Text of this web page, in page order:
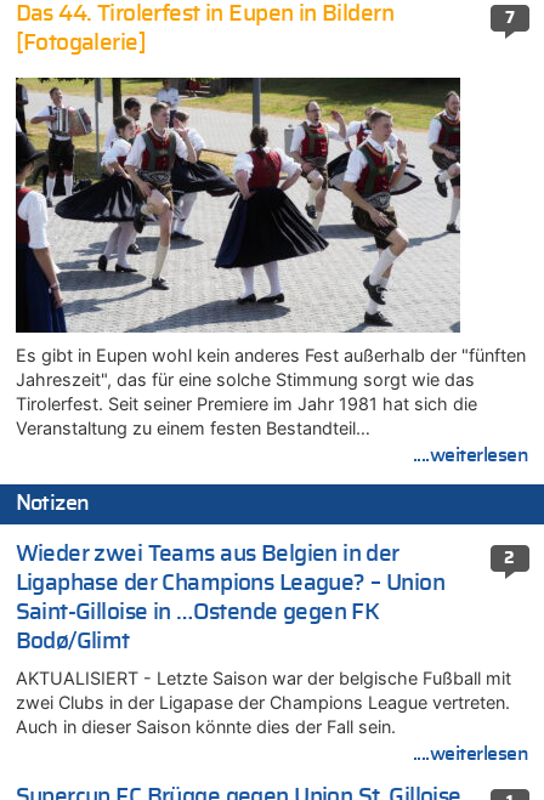
7
Das 44. Tirolerfest in Eupen in Bildern
[Fotogalerie]
Es gibt in Eupen wohl kein anderes Fest außerhalb der "fünften
Jahreszeit", das für eine solche Stimmung sorgt wie das
Tirolerfest. Seit seiner Premiere im Jahr 1981 hat sich die
Veranstaltung zu einem festen Bestandteil…
....weiterlesen
Notizen
2
Wieder zwei Teams aus Belgien in der
Ligaphase der Champions League? – Union
Saint-Gilloise in …Ostende gegen FK
Bodø/Glimt
AKTUALISIERT - Letzte Saison war der belgische Fußball mit
zwei Clubs in der Ligapase der Champions League vertreten.
Auch in dieser Saison könnte dies der Fall sein.
....weiterlesen